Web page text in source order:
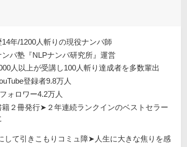
14年/1200人斬りの現役ナンパ師
ンパ塾『NLPナンパ研究所』運営
人以上が受講し100人斬り達成者を多数輩出
登録者9.8万人
ォロワー4.2万人
籍２冊発行➤２年連続ランクインのベストセラー
して引きこもりコミュ障➤人生に大きな焦りを感